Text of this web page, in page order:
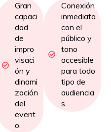
Gran
capaci
dad
de
impro
visaci
ón y
dinami
zación
del
event
o.
Conexión
inmediata
con el
público y
tono
accesible
para todo
tipo de
audiencia
s.